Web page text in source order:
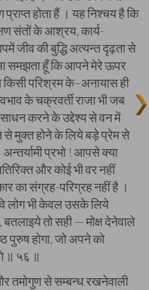
होता हैं । यह निश्चय है कि
संतों के आश्रय, कार्य-
जीव की बुद्धि अत्यन्त दृढ़ता से
समझता हूँ कि आपने मेरे ऊपर
किसी परिश्रम के–अनायास ही
के चक्रवर्ती राजा भी जब
करने के उद्देश्य से वन में
से मुक्त होने के लिये बड़े प्रेम से
प्रभो ! आपसे क्या
और कोई भी वर नहीं
का संग्रह-परिग्रह नहीं है ।
लोग भी केवल उसके लिये
तो सही — मोक्ष देनेवाले
पुरुष होगा, जो अपने को
॥ ५६ ॥
तमोगुण से सम्बन्ध रखनेवाली